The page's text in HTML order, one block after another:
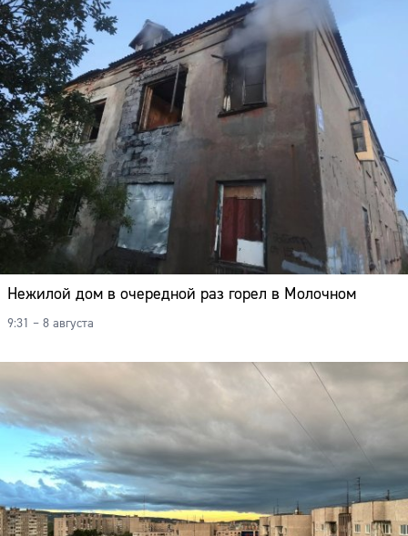
Нежилой дом в очередной раз горел в Молочном
9:31 – 8 августа
Адрес:
Телефон: